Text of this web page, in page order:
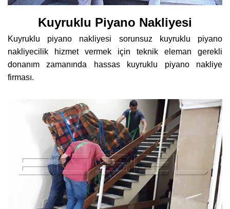
Kuyruklu Piyano Nakliyesi
Kuyruklu piyano nakliyesi sorunsuz kuyruklu piyano
nakliyecilik hizmet vermek için teknik eleman gerekli
donanım zamanında hassas kuyruklu piyano nakliye
firması.